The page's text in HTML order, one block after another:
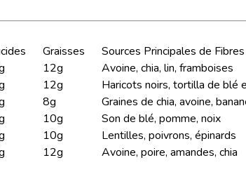
Graisses
Sources Principales de Fibres
12g
Avoine, chia, lin, framboises
12g
Haricots noirs, tortilla de blé
8g
Graines de chia, avoine,
10g
Son de blé, pomme, noix
10g
Lentilles, poivrons, épinards
12g
Avoine, poire, amandes, chia